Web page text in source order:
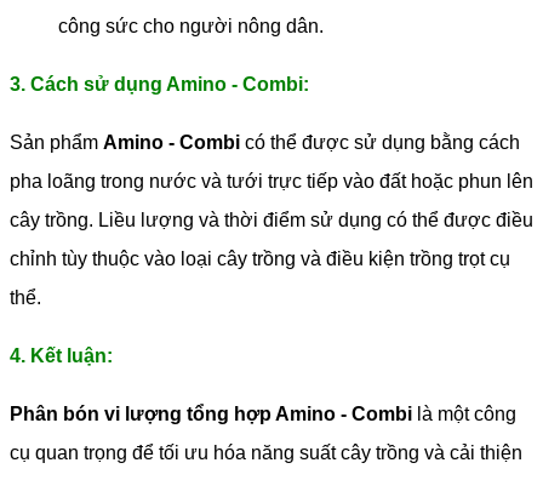
công sức cho người nông dân.
3. Cách sử dụng Amino - Combi:
Sản phẩm Amino - Combi có thể được sử dụng bằng cách
pha loãng trong nước và tưới trực tiếp vào đất hoặc phun lên
cây trồng. Liều lượng và thời điểm sử dụng có thể được điều
chỉnh tùy thuộc vào loại cây trồng và điều kiện trồng trọt cụ
thể.
4. Kết luận:
Phân bón vi lượng tổng hợp Amino - Combi là một công
cụ quan trọng để tối ưu hóa năng suất cây trồng và cải thiện